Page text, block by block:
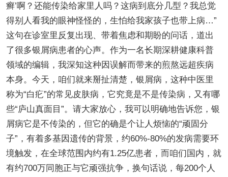
癣’啊？还能传染给家里人吗？这病到底分几型？我总觉
得别人看我的眼神怪怪的，生怕给我家孩子也带上病…”
这句在诊室里反复出现、带着焦虑和期盼的问话，道出
了很多银屑病患者的心声。作为一名长期深耕健康科普
领域的编辑，我深知这种因误解而带来的煎熬远超疾病
本身。今天，咱们就来掰扯清楚，银屑病，这种中医里
称为“白疕”的常见皮肤病，它究竟是不是传染病，又有哪
些“庐山真面目”。请大家放心，我可以明确地告诉您，银
屑病它是不传染的，但它的确是个让人烦恼的“顽固分
子”，有着多基因遗传的背景，约60%-80%的发病需要环
境触发，在全球范围内约有1.25亿患者，而咱们国内，就
有约700万同胞正与它顽强抗争，换句话说，每200个人